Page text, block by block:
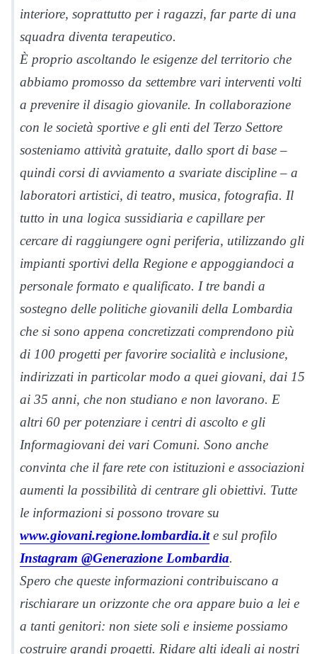
interiore, soprattutto per i ragazzi, far parte di una
squadra diventa terapeutico.
È proprio ascoltando le esigenze del territorio che
abbiamo promosso da settembre vari interventi volti
a prevenire il disagio giovanile. In collaborazione
con le società sportive e gli enti del Terzo Settore
sosteniamo attività gratuite, dallo sport di base –
quindi corsi di avviamento a svariate discipline – a
laboratori artistici, di teatro, musica, fotografia. Il
tutto in una logica sussidiaria e capillare per
cercare di raggiungere ogni periferia, utilizzando gli
impianti sportivi della Regione e appoggiandoci a
personale formato e qualificato. I tre bandi a
sostegno delle politiche giovanili della Lombardia
che si sono appena concretizzati comprendono più
di 100 progetti per favorire socialità e inclusione,
indirizzati in particolar modo a quei giovani, dai 15
ai 35 anni, che non studiano e non lavorano. E
altri 60 per potenziare i centri di ascolto e gli
Informagiovani dei vari Comuni. Sono anche
convinta che il fare rete con istituzioni e associazioni
aumenti la possibilità di centrare gli obiettivi. Tutte
le informazioni si possono trovare su
www.giovani.regione.lombardia.ite sul profilo
Instagram @Generazione Lombardia.
Spero che queste informazioni contribuiscano a
rischiarare un orizzonte che ora appare buio a lei e
a tanti genitori: non siete soli e insieme possiamo
costruire grandi progetti. Ridare alti ideali ai nostri